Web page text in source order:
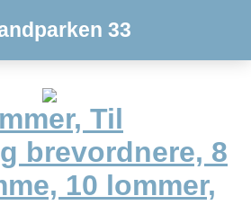
33
Til
brevordnere, 8
10 lommer,